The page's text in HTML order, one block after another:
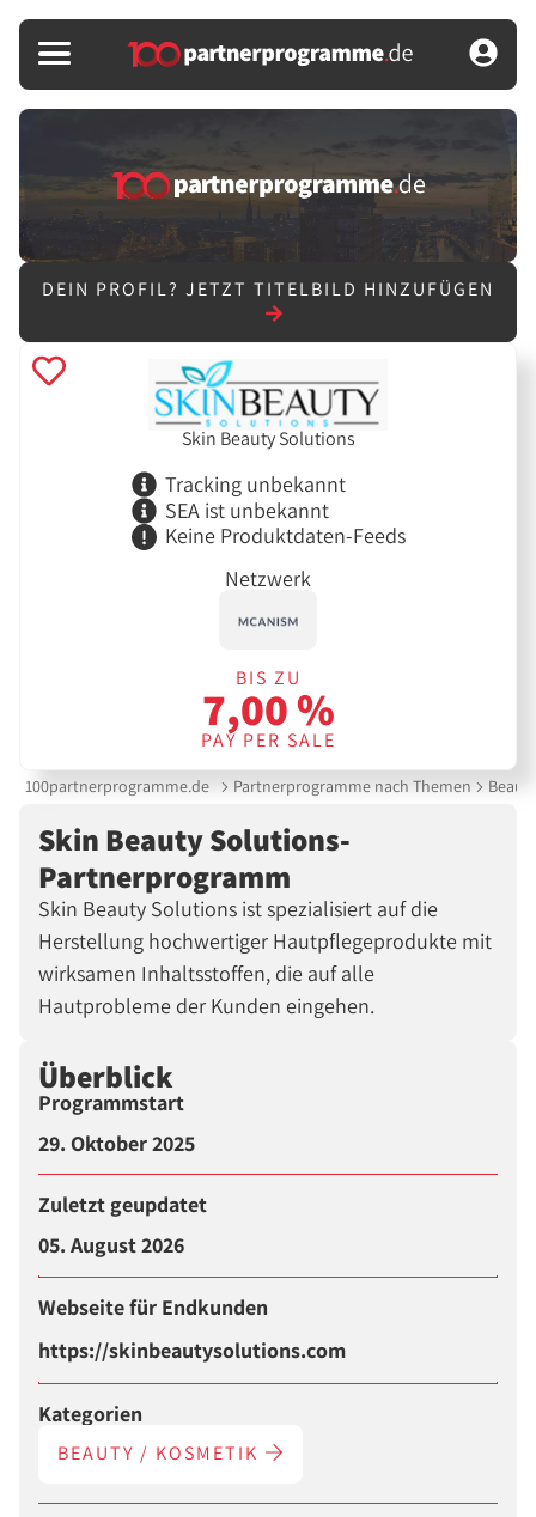
DEIN PROFIL? JETZT TITELBILD HINZUFÜGEN
Skin Beauty Solutions
Tracking unbekannt
SEA ist unbekannt
Keine Produktdaten-Feeds
Netzwerk
BIS ZU
7,00 %
PAY PER SALE
100partnerprogramme.de Partnerprogramme nach Themen
Skin Beauty Solutions-
Partnerprogramm
Skin Beauty Solutions ist spezialisiert auf die
Herstellung hochwertiger Hautpflegeprodukte mit
wirksamen Inhaltsstoffen, die auf alle
Hautprobleme der Kunden eingehen.
Überblick
Programmstart
29. Oktober 2025
Zuletzt geupdatet
05. August 2026
Webseite für Endkunden
https://skinbeautysolutions.com
Kategorien
BEAUTY / KOSMETIK